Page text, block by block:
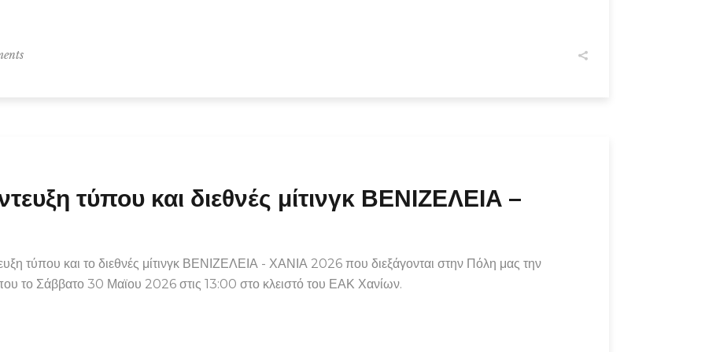
τύπου και διεθνές μίτινγκ ΒΕΝΙΖΕΛΕΙΑ –
τύπου και το διεθνές μίτινγκ ΒΕΝΙΖΕΛΕΙΑ - ΧΑΝΙΑ 2026 που διεξάγονται στην Πόλη μας την
το Σάββατο 30 Μαϊου 2026 στις 13:00 στο κλειστό του ΕΑΚ Χανίων.